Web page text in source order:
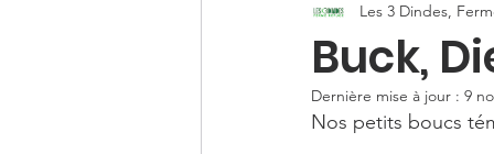
Camélidés
Buck,
Les 3 Dindes,
Dernière mise à jour : 9
Nos petits boucs